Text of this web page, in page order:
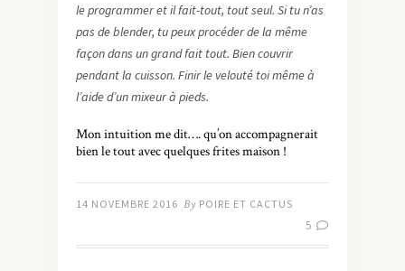
le programmer et il fait-tout, tout seul. Si tu n’as
pas de blender, tu peux procéder de la même
façon dans un grand fait tout. Bien couvrir
pendant la cuisson. Finir le velouté toi même à
l’aide d’un mixeur à pieds.
Mon intuition me dit…. qu’on accompagnerait
bien le tout avec quelques frites maison !
14 NOVEMBRE 2016 By POIRE ET CACTUS
5